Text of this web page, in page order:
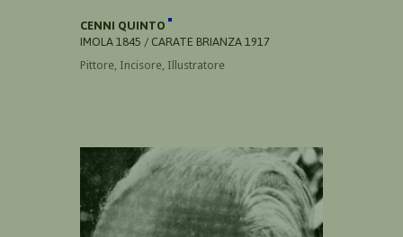
CENNI QUINTO
IMOLA 1845 / CARATE BRIANZA 1917
Pittore, Incisore, Illustratore